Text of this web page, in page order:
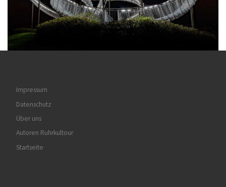
Impressum
Datenschutz
Über uns
Autoren Ruhrkultour
Startseite